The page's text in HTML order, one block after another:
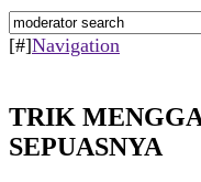
[#]Navigation
TRIK
SEPUASNYA